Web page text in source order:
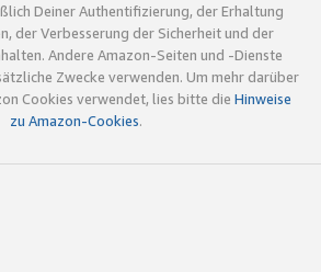
Deiner Authentifizierung, der Erhaltung
der Verbesserung der Sicherheit und der
Andere Amazon-Seiten und -Dienste
Zwecke verwenden. Um mehr darüber
Cookies verwendet, lies bitte die Hinweise
zu Amazon-Cookies.